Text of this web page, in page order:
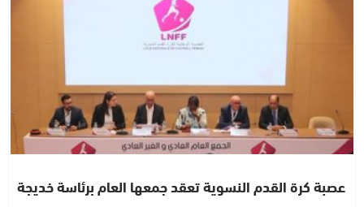
عصبة كرة القدم النسوية تعقد جمعها العام برئاسة خديجة